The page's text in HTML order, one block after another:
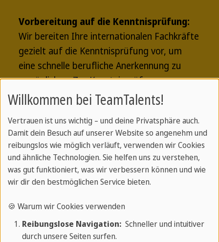
Vorbereitung auf die Kenntnisprüfung:
Wir bereiten Ihre internationalen Fachkräfte
gezielt auf die Kenntnisprüfung vor, um
eine schnelle berufliche Anerkennung zu
ermöglichen.Zur Kenntnisprüfung »
Fachsprache Gesundheit:Teil unseres
Schulungskonzepts ist die Vermittlung
spezifischer Fachsprache. Unsere Talente
erlernen praxisnah den Klinikjargon, um
sicher in der beruflichen Kommunikation zu
Sprachausbildung:Ihre neuen
Willkommen bei TeamTalents!
Vertrauen ist uns wichtig – und deine Privatsphäre auch.
Damit dein Besuch auf unserer Website so angenehm und
reibungslos wie möglich verläuft, verwenden wir Cookies
und ähnliche Technologien. Sie helfen uns zu verstehen,
was gut funktioniert, was wir verbessern können und wie
wir dir den bestmöglichen Service bieten.
🍪 Warum wir Cookies verwenden
Reibungslose Navigation:Schneller und intuitiver
durch unsere Seiten surfen.